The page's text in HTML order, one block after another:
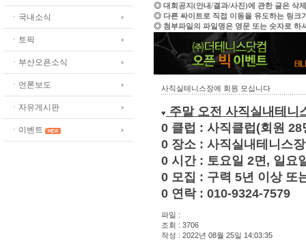
ㆍ국내소식
ㆍ토픽
ㆍ부산오픈소식
ㆍ언론보도
ㆍ자유게시판
ㆍ이벤트
◎ 대회공지(안내/결과/사진)에 관한 글은 삭
◎ 다른 싸이트로 직접 이동을 유도하는 링크
◎ 첨부파일의 파일명은 영문 또는 숫자로 하
사직실테니스장에 회원 모십니다
♥ 주말 오전 사직실내테니
0 클럽 : 사직클럽(회원 28
0 장소 : 사직실내테니스
0 시간 : 토요일 2면, 일요
0 모집 : 구력 5년 이상 또
0 연락 : 010-9324-7579
파일 :
조회 : 3706
작성 : 2022년 08월 25일 14:03:35